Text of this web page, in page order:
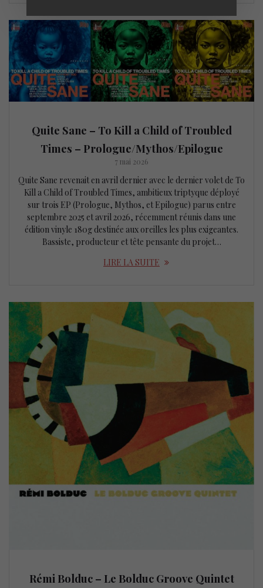
Quite Sane – To Kill a Child of Troubled
Times – Prologue/Mythos/Epilogue
7 mai 2026
Quite Sane revenait en avril dernier avec le dernier volet de To
Kill a Child of Troubled Times, ambitieux triptyque déployé
sur trois EP (Prologue, Mythos, et Epilogue) parus entre
septembre 2025 et avril 2026, récemment réunis dans une
édition vinyle 180g destinée aux oreilles les plus exigeantes.
Bassiste, producteur et tête pensante du projet…
LIRE LA SUITE
Rémi Bolduc – Le Bolduc Groove Quintet